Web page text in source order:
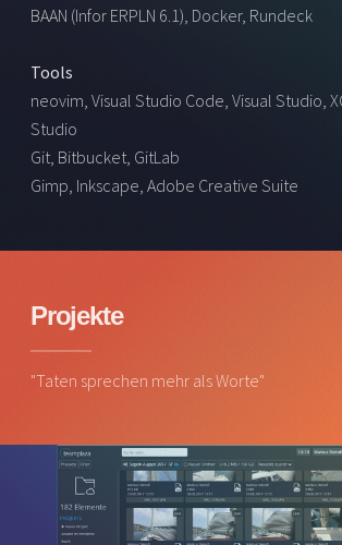
BAAN (Infor ERPLN 6.1), Docker, Rundeck
Tools
neovim, Visual Studio Code, Visual Studio,
Studio
Git, Bitbucket, GitLab
Gimp, Inkscape, Adobe Creative Suite
Projekte
"Taten sprechen mehr als Worte"